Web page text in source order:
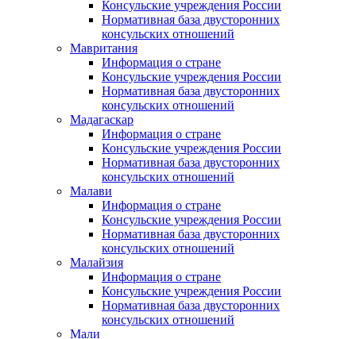
Консульские учреждения России
Нормативная база двусторонних
консульских отношений
Мавритания
Информация о стране
Консульские учреждения России
Нормативная база двусторонних
консульских отношений
Мадагаскар
Информация о стране
Консульские учреждения России
Нормативная база двусторонних
консульских отношений
Малави
Информация о стране
Консульские учреждения России
Нормативная база двусторонних
консульских отношений
Малайзия
Информация о стране
Консульские учреждения России
Нормативная база двусторонних
консульских отношений
Мали